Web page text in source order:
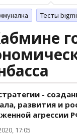
Тесты
-
развития и
агрессии
17:05